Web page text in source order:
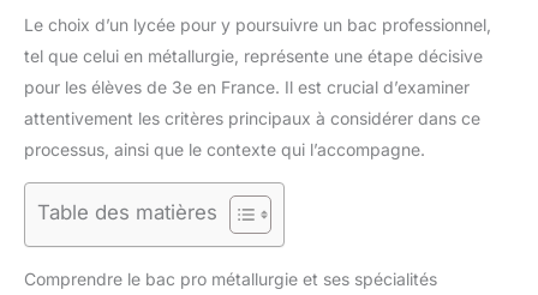
Le choix d’un lycée pour y poursuivre un bac professionnel,
tel que celui en métallurgie, représente une étape décisive
pour les élèves de 3e en France. Il est crucial d’examiner
attentivement les critères principaux à considérer dans ce
processus, ainsi que le contexte qui l’accompagne.
Table des matières
Comprendre le bac pro métallurgie et ses spécialités